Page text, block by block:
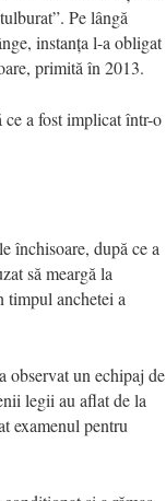
Pe lângă
instanța l-a obligat
primită în 2013.
ce a fost implicat într-o
închisoare, după ce a
să meargă la
timpul anchetei a
observat un echipaj de
legii au aflat de la
examenul pentru